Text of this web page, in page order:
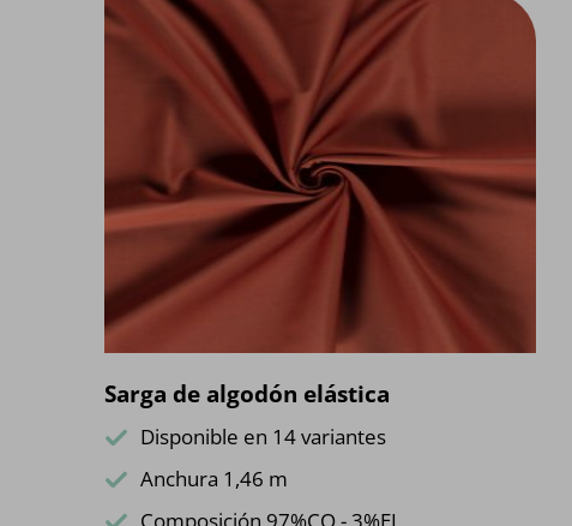
Sarga de algodón elástica
Disponible en 14 variantes
Anchura 1,46 m
Composición 97%CO - 3%EL